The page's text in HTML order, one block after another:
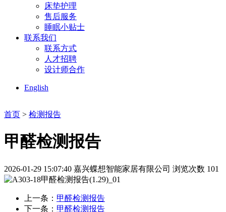
床垫护理
售后服务
睡眠小贴士
联系我们
联系方式
人才招聘
设计师合作
English
首页 > 检测报告
甲醛检测报告
2026-01-29 15:07:40 嘉兴蝶想智能家居有限公司 浏览次数 101
上一条： 甲醛检测报告
下一条： 甲醛检测报告